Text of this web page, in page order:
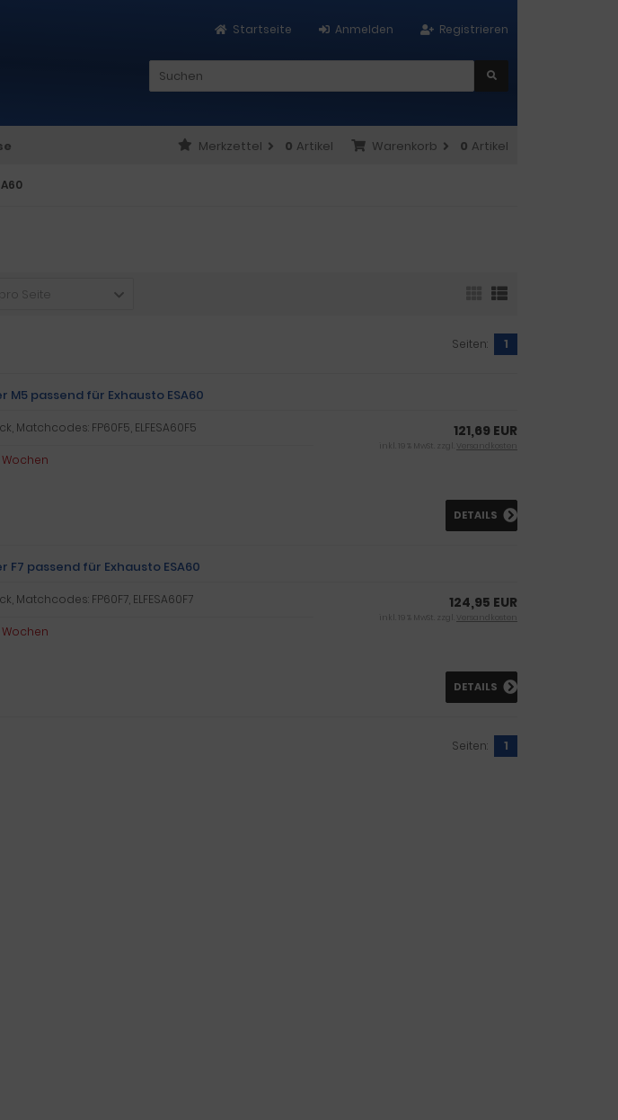
Registrieren
Anmelden
Startseite
Warenkorb 0 Artikel
Merkzettel 0 Artikel
Seite
Seiten: 1
M5 passend für Exhausto ESA60
Matchcodes: FP60F5, ELFESA60F5
Wochen
121,69 EUR
inkl. 19 % MwSt. zzgl. Versandkosten
DETAILS
F7 passend für Exhausto ESA60
Matchcodes: FP60F7, ELFESA60F7
Wochen
124,95 EUR
inkl. 19 % MwSt. zzgl. Versandkosten
DETAILS
Seiten: 1